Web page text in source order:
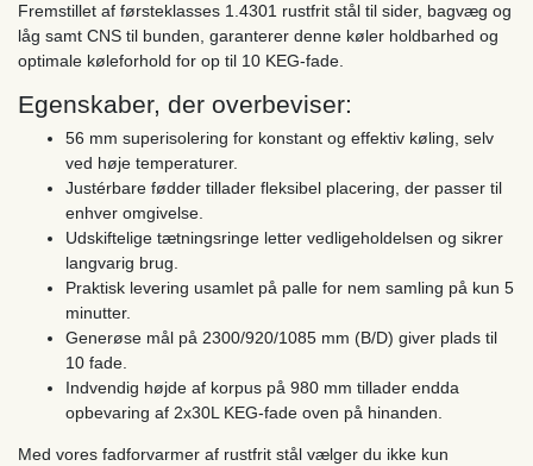
Fremstillet af førsteklasses 1.4301 rustfrit stål til sider, bagvæg og
låg samt CNS til bunden, garanterer denne køler holdbarhed og
optimale køleforhold for op til 10 KEG-fade.
Egenskaber, der overbeviser:
56 mm superisolering for konstant og effektiv køling, selv
ved høje temperaturer.
Justérbare fødder tillader fleksibel placering, der passer til
enhver omgivelse.
Udskiftelige tætningsringe letter vedligeholdelsen og sikrer
langvarig brug.
Praktisk levering usamlet på palle for nem samling på kun 5
minutter.
Generøse mål på 2300/920/1085 mm (B/D) giver plads til
10 fade.
Indvendig højde af korpus på 980 mm tillader endda
opbevaring af 2x30L KEG-fade oven på hinanden.
Med vores fadforvarmer af rustfrit stål vælger du ikke kun